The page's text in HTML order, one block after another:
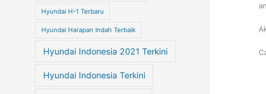
Hyundai H-1 Terbaru
Hyundai Harapan Indah Terbaik
Hyundai Indonesia 2021 Terkini
Hyundai Indonesia Terkini